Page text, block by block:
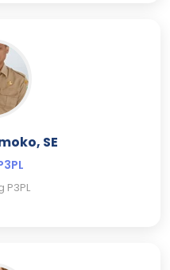
SE
P3PL